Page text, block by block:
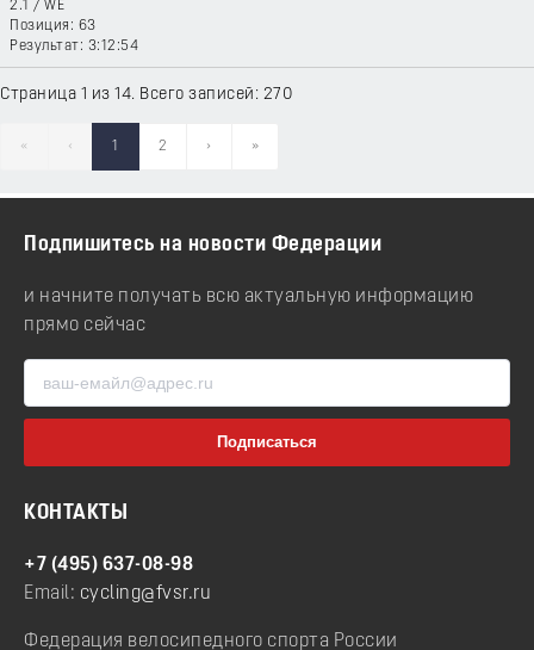
2.1 / WE
63
3:12:54
Страница 1 из 14. Всего записей: 270
« ‹ 1 2 › »
Подпишитесь на новости Федерации
и начните получать всю актуальную информацию
прямо сейчас
КОНТАКТЫ
+7 (495) 637-08-98
Email: cycling@fvsr.ru
Федерация велосипедного спорта России